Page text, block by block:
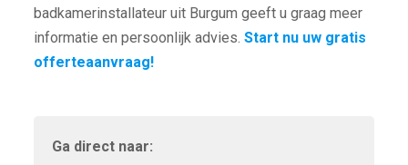
badkamerinstallateur uit Burgum geeft u graag meer
informatie en persoonlijk advies. Start nu uw gratis
offerteaanvraag!
Ga direct naar: